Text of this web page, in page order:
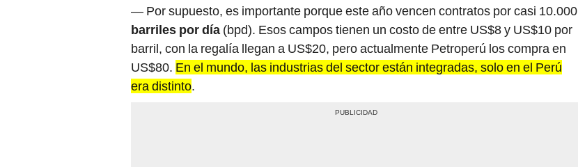
— Por supuesto, es importante porque este año vencen contratos por casi 10.000
barriles por día (bpd). Esos campos tienen un costo de entre US$8 y US$10 por
barril, con la regalía llegan a US$20, pero actualmente Petroperú los compra en
US$80. En el mundo, las industrias del sector están integradas, solo en el Perú
era distinto.